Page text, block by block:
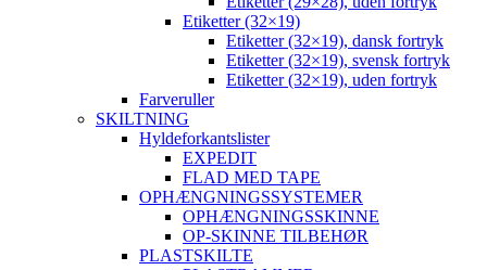
Etiketter (32×19)
Etiketter (32×19), dansk fortryk
Etiketter (32×19), svensk fortryk
Etiketter (32×19), uden fortryk
Farveruller
SKILTNING
Hyldeforkantslister
EXPEDIT
FLAD MED TAPE
OPHÆNGNINGSSYSTEMER
OPHÆNGNINGSSKINNE
OP-SKINNE TILBEHØR
PLASTSKILTE